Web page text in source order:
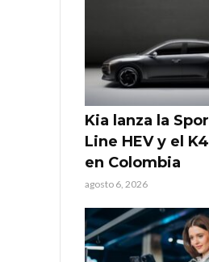
Kia lanza la
Line HEV y el
en Colombia
agosto 6, 2026